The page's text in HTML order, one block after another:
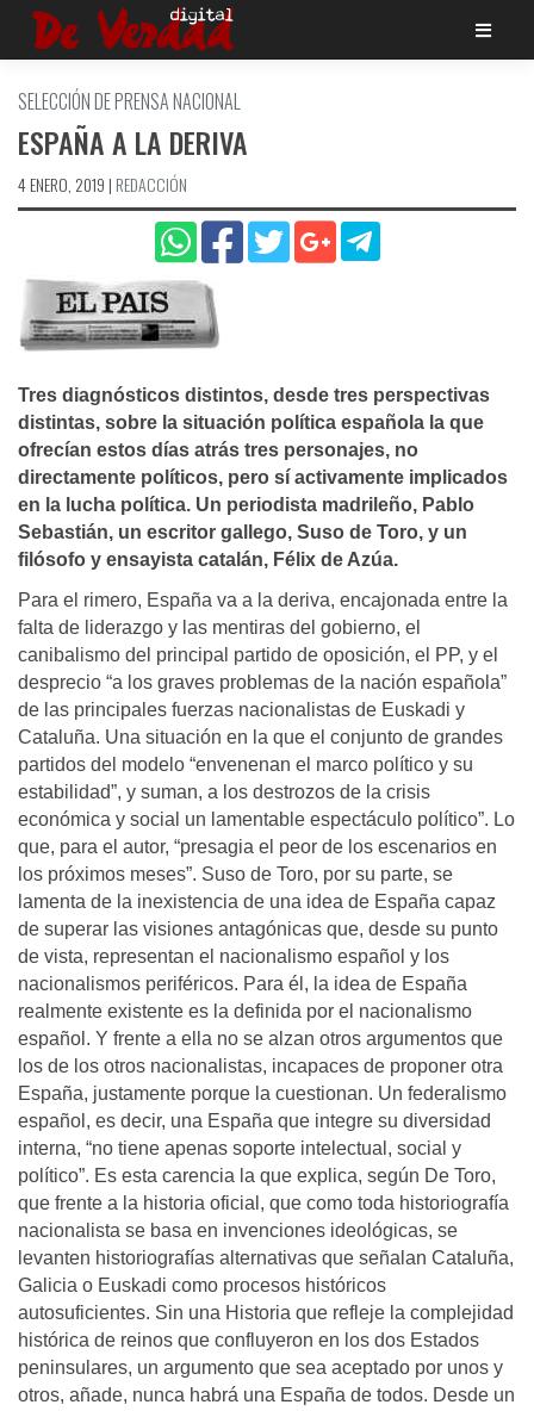
Saltar
SELECCIÓN DE PRENSA NACIONAL
ESPAÑA A LA DERIVA
4 ENERO, 2019 | REDACCIÓN
Tres diagnósticos distintos, desde tres perspectivas
distintas, sobre la situación polí­tica española la que
ofrecí­an estos dí­as atrás tres personajes, no
directamente polí­ticos, pero sí­ activamente implicados
en la lucha polí­tica. Un periodista madrileño, Pablo
Sebastián, un escritor gallego, Suso de Toro, y un
filósofo y ensayista catalán, Félix de Azúa.
Para el rimero, España va a la deriva, encajonada entre la
falta de liderazgo y las mentiras del gobierno, el
canibalismo del principal partido de oposición, el PP, y el
desprecio “a los graves problemas de la nación española”
de las principales fuerzas nacionalistas de Euskadi y
Cataluña. Una situación en la que el conjunto de grandes
partidos del modelo “envenenan el marco político y su
estabilidad”, y suman, a los destrozos de la crisis
económica y social un lamentable espectáculo político”. Lo
que, para el autor, “presagia el peor de los escenarios en
los próximos meses”. Suso de Toro, por su parte, se
lamenta de la inexistencia de una idea de España capaz
de superar las visiones antagónicas que, desde su punto
de vista, representan el nacionalismo español y los
nacionalismos periféricos. Para él, la idea de España
realmente existente es la definida por el nacionalismo
español. Y frente a ella no se alzan otros argumentos que
los de los otros nacionalistas, incapaces de proponer otra
España, justamente porque la cuestionan. Un federalismo
español, es decir, una España que integre su diversidad
interna, “no tiene apenas soporte intelectual, social y
político”. Es esta carencia la que explica, según De Toro,
que frente a la historia oficial, que como toda historiografía
nacionalista se basa en invenciones ideológicas, se
levanten historiografías alternativas que señalan Cataluña,
Galicia o Euskadi como procesos históricos
autosuficientes. Sin una Historia que refleje la complejidad
histórica de reinos que confluyeron en los dos Estados
peninsulares, un argumento que sea aceptado por unos y
otros, añade, nunca habrá una España de todos. Desde un